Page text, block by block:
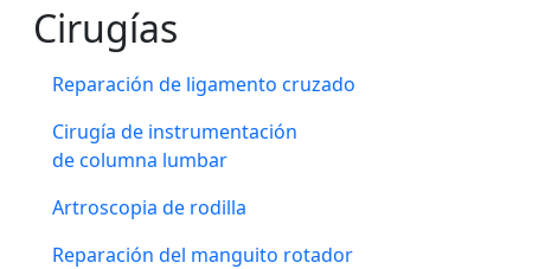
Cirugías
Reparación de ligamento cruzado
Cirugía de instrumentación
de columna lumbar
Artroscopia de rodilla
Reparación del manguito rotador